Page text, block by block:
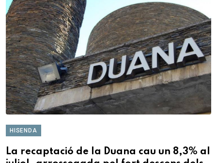
HISENDA
La recaptació de la Duana cau un 8,3% al